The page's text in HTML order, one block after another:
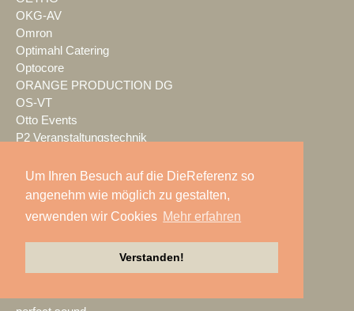
Um Ihren Besuch auf die DieReferenz so
angenehm wie möglich zu gestalten,
verwenden wir Cookies Mehr erfahren
Verstanden!
OKG-AV
Omron
Optimahl Catering
Optocore
ORANGE PRODUCTION DG
OS-VT
Otto Events
P2 Veranstaltungstechnik
Palmer
PAM/events
pan-pro
Panasonic
Partylöwe